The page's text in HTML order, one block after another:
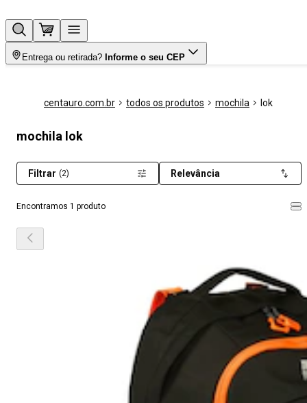
Entrega ou retirada? Informe o seu CEP
centauro.com.br todos os produtos mochila lok
mochila lok
Encontramos 1 produto
Filtrar (2) Relevância